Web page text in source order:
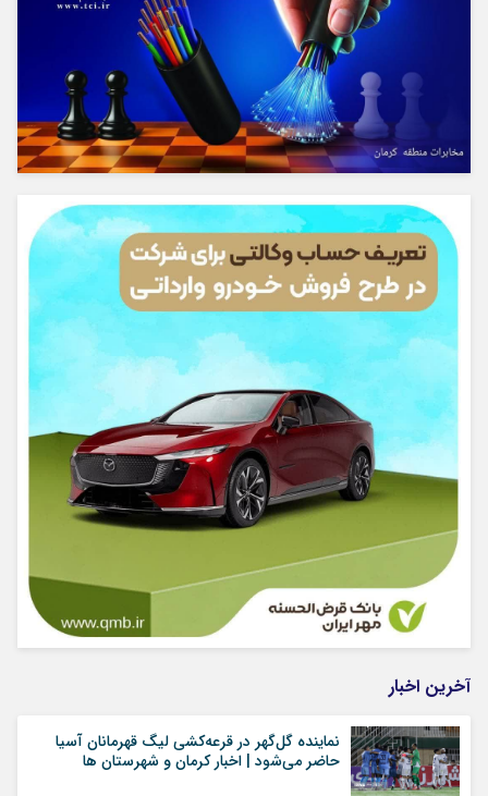
آخرین اخبار
نماینده گل‌گهر در قرعه‌کشی لیگ قهرمانان آسیا
حاضر می‌شود | اخبار کرمان و شهرستان ها